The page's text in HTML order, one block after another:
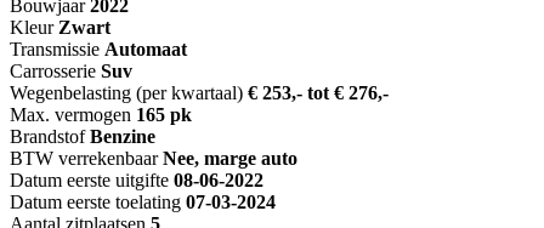
Bouwjaar 2022
Kleur Zwart
Transmissie Automaat
Carrosserie Suv
Wegenbelasting (per kwartaal) € 253,- tot € 276,-
Max. vermogen 165 pk
Brandstof Benzine
BTW verrekenbaar Nee, marge auto
Datum eerste uitgifte 08-06-2022
Datum eerste toelating 07-03-2024